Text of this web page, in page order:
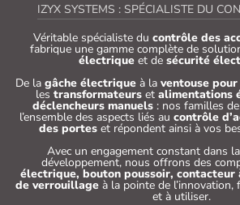
IZYX SYSTEMS : SPÉCIALISTE DU
Véritable spécialiste du contrôle des
fabrique une gamme complète de
électrique et de sécurité
De la gâche électriqueà la ventouse
les transformateurset alimentations
déclencheurs manuels: nos familles
l’ensemble des aspects liés au contrôle
des porteset répondent ainsi à vos
Avec un engagement constant dans
développement, nous offrons des
électrique, bouton poussoir, contacteur
de verrouillage à la pointe de l’innovation,
et à utiliser.